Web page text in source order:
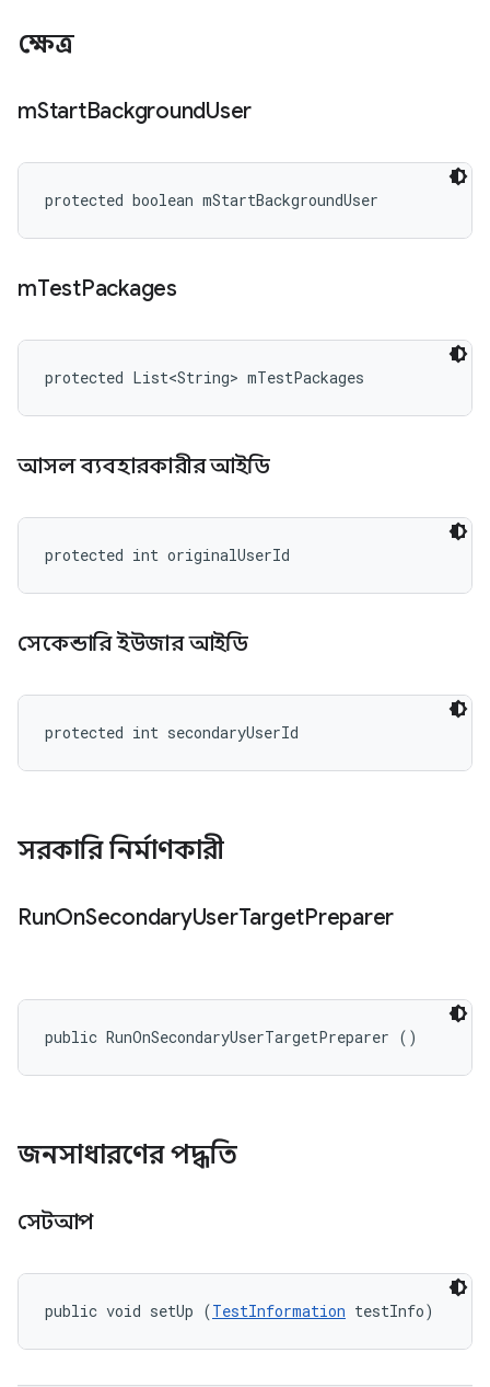
ক্ষেত্র
mStartBackgroundUser
protected boolean mStartBackgroundUser
mTestPackages
protected List<String> mTestPackages
আসল ব্যবহারকারীর আইডি
protected int originalUserId
সেকেন্ডারি ইউজার আইডি
protected int secondaryUserId
সরকারি নির্মাণকারী
RunOnSecondaryUserTargetPreparer
public RunOnSecondaryUserTargetPreparer ()
জনসাধারণের পদ্ধতি
সেটআপ
public void setUp (TestInformation testInfo)